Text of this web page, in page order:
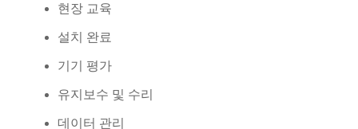
현장 교육
설치 완료
기기 평가
유지보수 및 수리
데이터 관리